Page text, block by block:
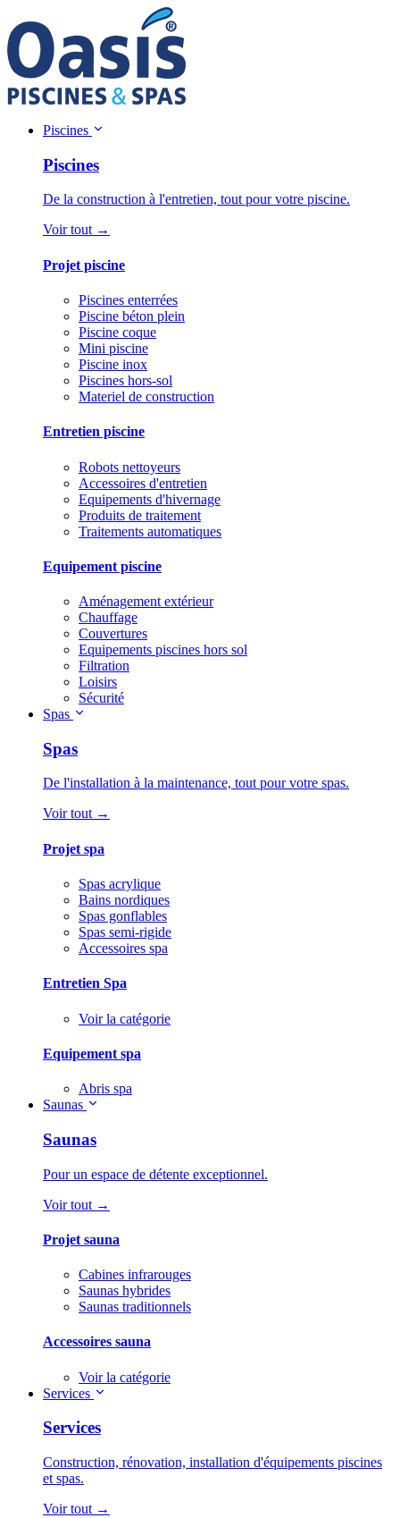
Piscines
Piscines
De la construction à l'entretien, tout pour votre piscine.
Voir tout →
Projet piscine
Piscines enterrées
Piscine béton plein
Piscine coque
Mini piscine
Piscine inox
Piscines hors-sol
Materiel de construction
Entretien piscine
Robots nettoyeurs
Accessoires d'entretien
Equipements d'hivernage
Produits de traitement
Traitements automatiques
Equipement piscine
Aménagement extérieur
Chauffage
Couvertures
Equipements piscines hors sol
Filtration
Loisirs
Sécurité
Spas
Spas
De l'installation à la maintenance, tout pour votre spas.
Voir tout →
Projet spa
Spas acrylique
Bains nordiques
Spas gonflables
Spas semi-rigide
Accessoires spa
Entretien Spa
Voir la catégorie
Equipement spa
Abris spa
Saunas
Saunas
Pour un espace de détente exceptionnel.
Voir tout →
Projet sauna
Cabines infrarouges
Saunas hybrides
Saunas traditionnels
Accessoires sauna
Voir la catégorie
Services
Services
Construction, rénovation, installation d'équipements piscines
et spas.
Voir tout →